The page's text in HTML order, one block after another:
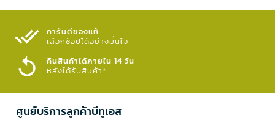
การันตีของแท้
เลือกช้อปได้อย่างมั่นใจ​
คืนสินค้าได้ภายใน 14 วัน
หลังได้รับสินค้า*
ศูนย์บริการลูกค้าบีทูเอส